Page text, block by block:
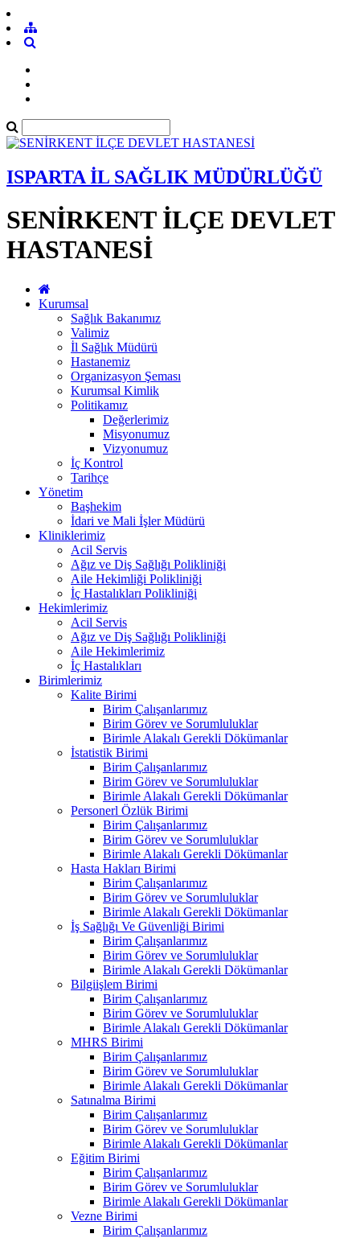
ISPARTA İL SAĞLIK MÜDÜRLÜĞÜ
SENİRKENT İLÇE DEVLET
HASTANESİ
Kurumsal
Sağlık Bakanımız
Valimiz
İl Sağlık Müdürü
Hastanemiz
Organizasyon Şeması
Kurumsal Kimlik
Politikamız
Değerlerimiz
Misyonumuz
Vizyonumuz
İç Kontrol
Tarihçe
Yönetim
Başhekim
İdari ve Mali İşler Müdürü
Kliniklerimiz
Acil Servis
Ağız ve Diş Sağlığı Polikliniği
Aile Hekimliği Polikliniği
İç Hastalıkları Polikliniği
Hekimlerimiz
Acil Servis
Ağız ve Diş Sağlığı Polikliniği
Aile Hekimlerimiz
İç Hastalıkları
Birimlerimiz
Kalite Birimi
Birim Çalışanlarımız
Birim Görev ve Sorumluluklar
Birimle Alakalı Gerekli Dökümanlar
İstatistik Birimi
Birim Çalışanlarımız
Birim Görev ve Sorumluluklar
Birimle Alakalı Gerekli Dökümanlar
Personerl Özlük Birimi
Birim Çalışanlarımız
Birim Görev ve Sorumluluklar
Birimle Alakalı Gerekli Dökümanlar
Hasta Hakları Birimi
Birim Çalışanlarımız
Birim Görev ve Sorumluluklar
Birimle Alakalı Gerekli Dökümanlar
İş Sağlığı Ve Güvenliği Birimi
Birim Çalışanlarımız
Birim Görev ve Sorumluluklar
Birimle Alakalı Gerekli Dökümanlar
Bilgiişlem Birimi
Birim Çalışanlarımız
Birim Görev ve Sorumluluklar
Birimle Alakalı Gerekli Dökümanlar
MHRS Birimi
Birim Çalışanlarımız
Birim Görev ve Sorumluluklar
Birimle Alakalı Gerekli Dökümanlar
Satınalma Birimi
Birim Çalışanlarımız
Birim Görev ve Sorumluluklar
Birimle Alakalı Gerekli Dökümanlar
Eğitim Birimi
Birim Çalışanlarımız
Birim Görev ve Sorumluluklar
Birimle Alakalı Gerekli Dökümanlar
Vezne Birimi
Birim Çalışanlarımız